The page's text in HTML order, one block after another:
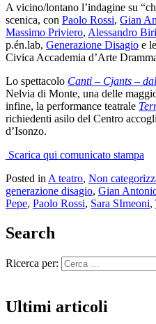
A vicino/lontano l’indagine su
scenica, con Paolo Rossi, Gian
Massimo Priviero, Alessandro
p.én.lab, Generazione Disagio e
Civica Accademia d’Arte
Lo spettacolo Canti – Cjants –
Nelvia di Monte, una delle
infine, la performance teatrale
richiedenti asilo del Centro
d’Isonzo.
Scarica qui comunicato stampa
Posted in A teatro, Non
generazione disagio, Gian
Pepe, Paolo Rossi, Sara SImeoni,
Search
Ricerca per:
Ultimi articoli